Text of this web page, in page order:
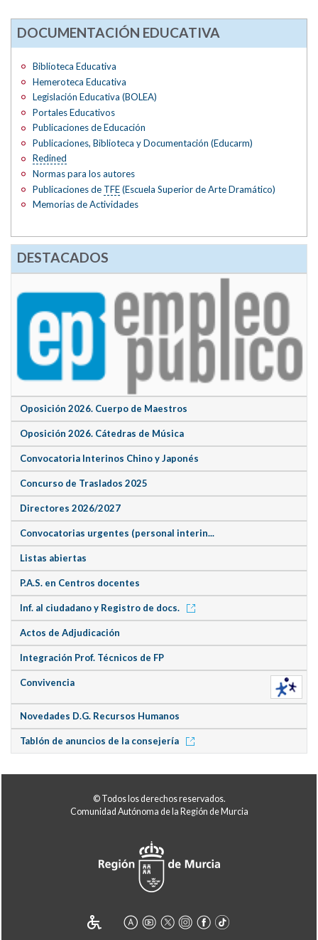
DOCUMENTACIÓN EDUCATIVA
Biblioteca Educativa
Hemeroteca Educativa
Legislación Educativa (BOLEA)
Portales Educativos
Publicaciones de Educación
Publicaciones, Biblioteca y Documentación (Educarm)
Redined
Normas para los autores
Publicaciones de TFE(Escuela Superior de Arte Dramático)
Memorias de Actividades
DESTACADOS
Oposición 2026. Cuerpo de Maestros
Oposición 2026. Cátedras de Música
Convocatoria Interinos Chino y Japonés
Concurso de Traslados 2025
Directores 2026/2027
Convocatorias urgentes (personal interin...
Listas abiertas
P.A.S. en Centros docentes
Inf. al ciudadano y Registro de docs.
Actos de Adjudicación
Integración Prof. Técnicos de FP
Convivencia
Novedades D.G. Recursos Humanos
Tablón de anuncios de la consejería
© Todos los derechos reservados.
Comunidad Autónoma de la Región de Murcia